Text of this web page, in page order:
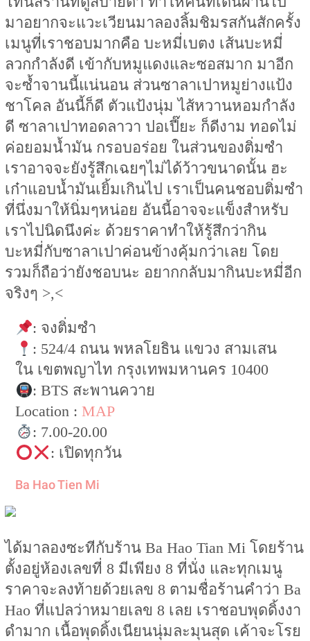
มาอยากจะแวะเวียนมาลองลิ้มชิมรสกันสักครั้ง
เมนูที่เราชอบมากคือ บะหมี่เบตง เส้นบะหมี่
ลวกกำลังดี เข้ากับหมูแดงและซอสมาก มาอีก
จะซ้ำจานนี้แน่นอน ส่วนซาลาเปาหมูย่างแป้ง
ชาโคล อันนี้ก็ดี ตัวแป้งนุ่ม ไส้หวานหอมกำลัง
ดี ซาลาเปาทอดลาวา ปอเปี๊ยะ ก็ดีงาม ทอดไม่
ค่อยอมน้ำมัน กรอบอร่อย ในส่วนของติ่มซำ
เราอาจจะยังรู้สึกเฉยๆไม่ได้ว้าวขนาดนั้น ฮะ
เก๋าแอบน้ำมันเยิ้มเกินไป เราเป็นคนชอบติ่มซำ
ที่นึ่งมาให้นิ่มๆหน่อย อันนี้อาจจะแข็งสำหรับ
เราไปนิดนึงค่ะ ด้วยราคาทำให้รู้สึกว่ากิน
บะหมี่กับซาลาเปาค่อนข้างคุ้มกว่าเลย โดย
รวมก็ถือว่ายังชอบนะ อยากกลับมากินบะหมี่อีก
จริงๆ >,<
: จงติ่มซำ
: 524/4 ถนน พหลโยธิน แขวง สามเสน
ใน เขตพญาไท กรุงเทพมหานคร 10400
: BTS สะพานควาย
Location :MAP
: 7.00-20.00
: เปิดทุกวัน
Ba Hao Tien Mi
ได้มาลองซะทีกับร้าน Ba Hao Tian Mi โดยร้าน
ตั้งอยู่ห้องเลขที่ 8 มีเพียง 8 ที่นั่ง และทุกเมนู
ราคาจะลงท้ายด้วยเลข 8 ตามชื่อร้านคำว่า Ba
Hao ที่แปลว่าหมายเลข 8 เลย เราชอบพุดดิ้งงา
ดำมาก เนื้อพุดดิ้งเนียนนุ่มละมุนสุด เค้าจะโรย